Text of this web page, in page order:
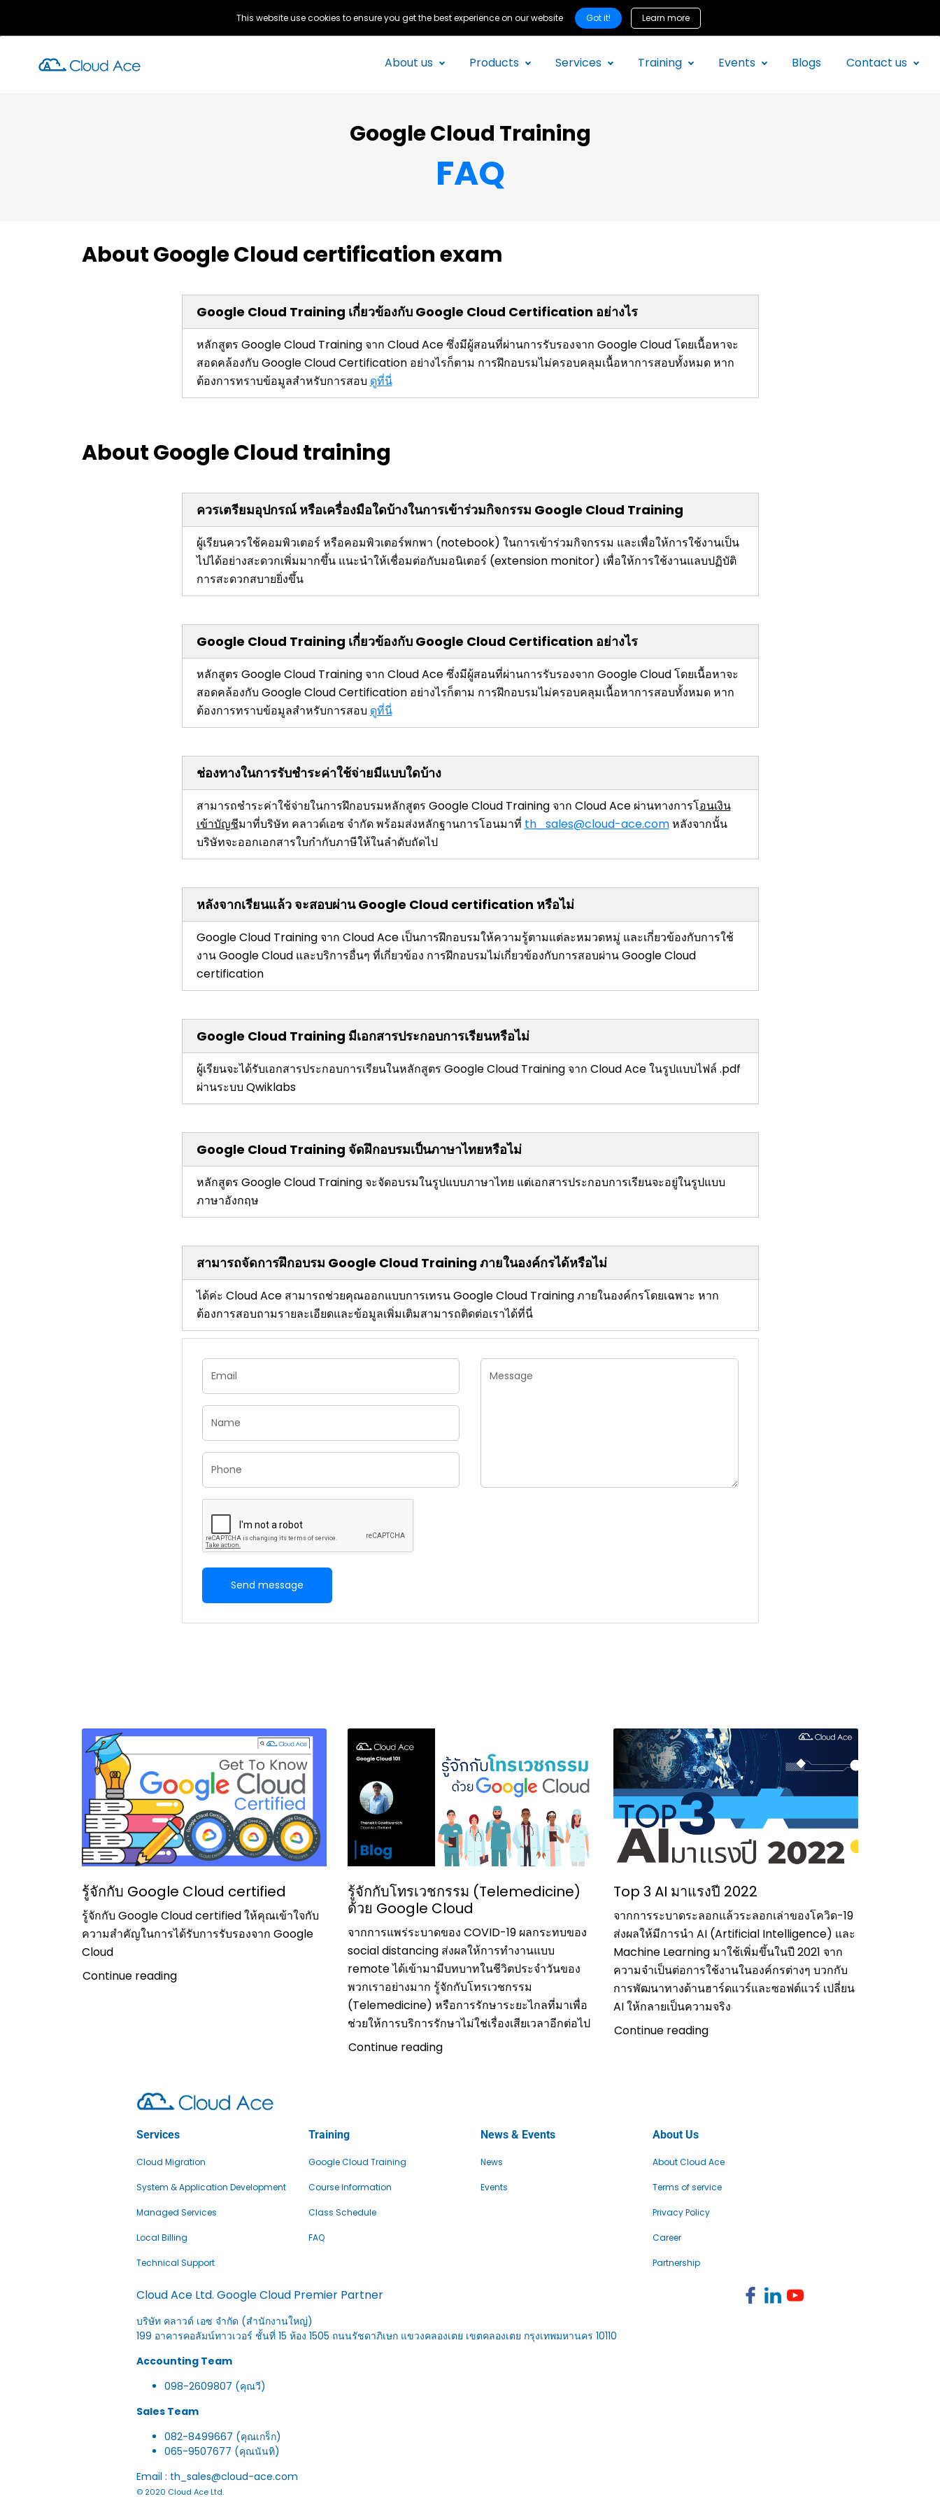
This website use cookies to ensure you get the best experience on our website Got it! Learn more
About us Products Services Training Events Blogs Contact us
Google Cloud Training
FAQ
About Google Cloud certification exam
Google Cloud Training เกี่ยวข้องกับ Google Cloud Certification อย่างไร
หลักสูตร Google Cloud Training จาก Cloud Ace ซึ่งมีผู้สอนที่ผ่านการรับรองจาก Google Cloud โดยเนื้อหาจะ
สอดคล้องกับ Google Cloud Certification อย่างไรก็ตาม การฝึกอบรมไม่ครอบคลุมเนื้อหาการสอบทั้งหมด หาก
ต้องการทราบข้อมูลสำหรับการสอบ ดูที่นี่
About Google Cloud training
ควรเตรียมอุปกรณ์ หรือเครื่องมือใดบ้างในการเข้าร่วมกิจกรรม Google Cloud Training
ผู้เรียนควรใช้คอมพิวเตอร์ หรือคอมพิวเตอร์พกพา (notebook) ในการเข้าร่วมกิจกรรม และเพื่อให้การใช้งานเป็น
ไปได้อย่างสะดวกเพิ่มมากขึ้น แนะนำให้เชื่อมต่อกับมอนิเตอร์ (extension monitor) เพื่อให้การใช้งานแลบปฏิบัติ
การสะดวกสบายยิ่งขึ้น
Google Cloud Training เกี่ยวข้องกับ Google Cloud Certification อย่างไร
หลักสูตร Google Cloud Training จาก Cloud Ace ซึ่งมีผู้สอนที่ผ่านการรับรองจาก Google Cloud โดยเนื้อหาจะ
สอดคล้องกับ Google Cloud Certification อย่างไรก็ตาม การฝึกอบรมไม่ครอบคลุมเนื้อหาการสอบทั้งหมด หาก
ต้องการทราบข้อมูลสำหรับการสอบ ดูที่นี่
ช่องทางในการรับชำระค่าใช้จ่ายมีแบบใดบ้าง
สามารถชำระค่าใช้จ่ายในการฝึกอบรมหลักสูตร Google Cloud Training จาก Cloud Ace ผ่านทางการโอนเงิน
เข้าบัญชีมาที่บริษัท คลาวด์เอซ จำกัด พร้อมส่งหลักฐานการโอนมาที่ th_sales@cloud-ace.comหลังจากนั้น
บริษัทจะออกเอกสารใบกำกับภาษีให้ในลำดับถัดไป
หลังจากเรียนแล้ว จะสอบผ่าน Google Cloud certification หรือไม่
Google Cloud Training จาก Cloud Ace เป็นการฝึกอบรมให้ความรู้ตามแต่ละหมวดหมู่ และเกี่ยวข้องกับการใช้
งาน Google Cloud และบริการอื่นๆ ที่เกี่ยวข้อง การฝึกอบรมไม่เกี่ยวข้องกับการสอบผ่าน Google Cloud
certification
Google Cloud Training มีเอกสารประกอบการเรียนหรือไม่
ผู้เรียนจะได้รับเอกสารประกอบการเรียนในหลักสูตร Google Cloud Training จาก Cloud Ace ในรูปแบบไฟล์ .pdf
ผ่านระบบ Qwiklabs
Google Cloud Training จัดฝึกอบรมเป็นภาษาไทยหรือไม่
หลักสูตร Google Cloud Training จะจัดอบรมในรูปแบบภาษาไทย แต่เอกสารประกอบการเรียนจะอยู่ในรูปแบบ
ภาษาอังกฤษ
สามารถจัดการฝึกอบรม Google Cloud Training ภายในองค์กรได้หรือไม่
ได้ค่ะ Cloud Ace สามารถช่วยคุณออกแบบการเทรน Google Cloud Training ภายในองค์กรโดยเฉพาะ หาก
ต้องการสอบถามรายละเอียดและข้อมูลเพิ่มเติมสามารถติดต่อเราได้ที่นี่
Send message
รู้จักกับ Google Cloud certified
รู้จักกับ Google Cloud certified ให้คุณเข้าใจกับ
ความสำคัญในการได้รับการรับรองจาก Google
Cloud
Continue reading
รู้จักกับโทรเวชกรรม (Telemedicine)
ด้วย Google Cloud
จากการแพร่ระบาดของ COVID-19 ผลกระทบของ
social distancing ส่งผลให้การทำงานแบบ
remote ได้เข้ามามีบทบาทในชีวิตประจำวันของ
พวกเราอย่างมาก รู้จักกับโทรเวชกรรม
(Telemedicine) หรือการรักษาระยะไกลที่มาเพื่อ
ช่วยให้การบริการรักษาไม่ใช่เรื่องเสียเวลาอีกต่อไป
Continue reading
Top 3 AI มาแรงปี 2022
จากการระบาดระลอกแล้วระลอกเล่าของโควิด-19
ส่งผลให้มีการนำ AI (Artificial Intelligence) และ
Machine Learning มาใช้เพิ่มขึ้นในปี 2021 จาก
ความจำเป็นต่อการใช้งานในองค์กรต่างๆ บวกกับ
การพัฒนาทางด้านฮาร์ดแวร์และซอฟต์แวร์ เปลี่ยน
AI ให้กลายเป็นความจริง
Continue reading
Services
Cloud Migration
System & Application Development
Managed Services
Local Billing
Technical Support
Training
Google Cloud Training
Course Information
Class Schedule
FAQ
News & Events
News
Events
About Us
About Cloud Ace
Terms of service
Privacy Policy
Career
Partnership
Cloud Ace Ltd. Google Cloud Premier Partner
บริษัท คลาวด์ เอซ จำกัด (สำนักงานใหญ่)
199 อาคารคอลัมน์ทาวเวอร์ ชั้นที่ 15 ห้อง 1505 ถนนรัชดาภิเษก แขวงคลองเตย เขตคลองเตย กรุงเทพมหานคร 10110
Accounting Team
098-2609807 (คุณวี)
Sales Team
082-8499667 (คุณเกร็ก)
065-9507677 (คุณนันทิ)
Email : th_sales@cloud-ace.com
© 2020 Cloud Ace Ltd.